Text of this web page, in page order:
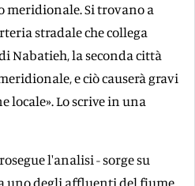
meridionale. Si trovano a
stradale che collega
Nabatieh, la seconda città
e ciò causerà gravi
Lo scrive in una
l'analisi - sorge su
uno degli affluenti del fiume